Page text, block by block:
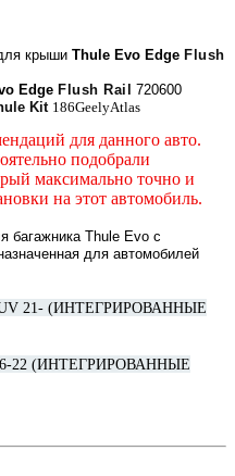
крыши Thule Evo Edge Flush
Edge Flush Rail
720600
Kit 186GeelyAtlas
для данного авто.
подобрали
максимально точно и
на этот автомобиль.
багажника Thule Evo с
для автомобилей
21- (ИНТЕГРИРОВАННЫЕ
22 (ИНТЕГРИРОВАННЫЕ